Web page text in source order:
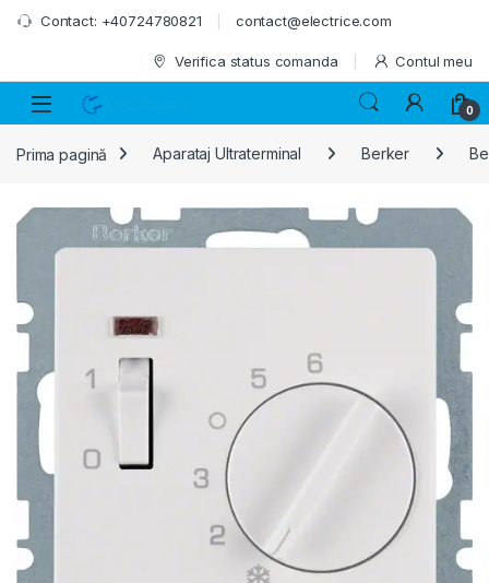
Skip to navigation
Skip to content
Contact: +40724780821 contact@electrice.com
Verifica status comanda Contul meu
0
Prima pagină Aparataj Ultraterminal Berker